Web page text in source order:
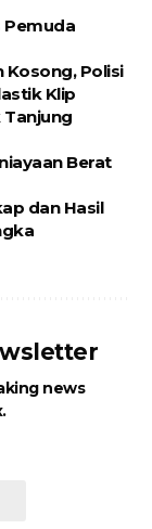
Pemuda
Kosong, Polisi
Klip
Tanjung
Berat
dan Hasil
news